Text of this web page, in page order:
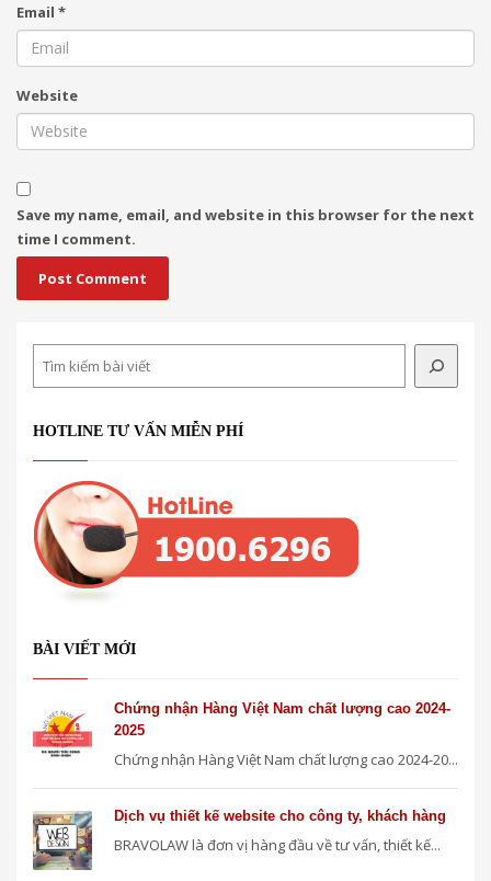
Email *
Website
Save my name, email, and website in this browser for the next
time I comment.
HOTLINE TƯ VẤN MIỄN PHÍ
BÀI VIẾT MỚI
Chứng nhận Hàng Việt Nam chất lượng cao 2024-
2025
Chứng nhận Hàng Việt Nam chất lượng cao 2024-20...
Dịch vụ thiết kế website cho công ty, khách hàng
BRAVOLAW là đơn vị hàng đầu về tư vấn, thiết kế...